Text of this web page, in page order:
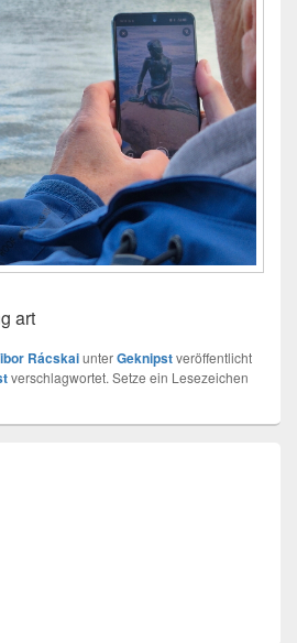
art
RácskaiunterGeknipstveröffentlicht
verschlagwortet. Setze ein Lesezeichen